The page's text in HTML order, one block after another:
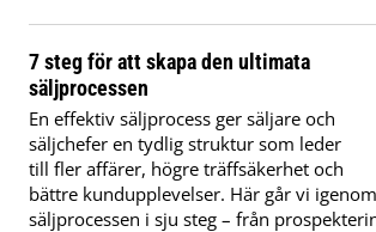
7 steg för att skapa den ultimata
säljprocessen
En effektiv säljprocess ger säljare och
säljchefer en tydlig struktur som leder
till fler affärer, högre träffsäkerhet och
bättre kundupplevelser. Här går vi
säljprocessen i sju steg – från